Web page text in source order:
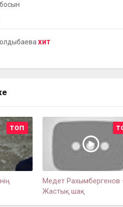
ХИТ
ТОП
Медет Рахымбергенов
Жастық шақ